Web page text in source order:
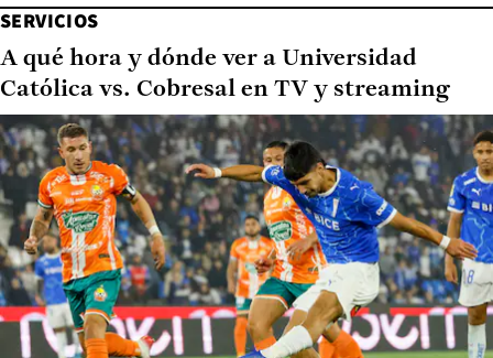
SERVICIOS
A qué hora y dónde ver a Universidad
Católica vs. Cobresal en TV y streaming